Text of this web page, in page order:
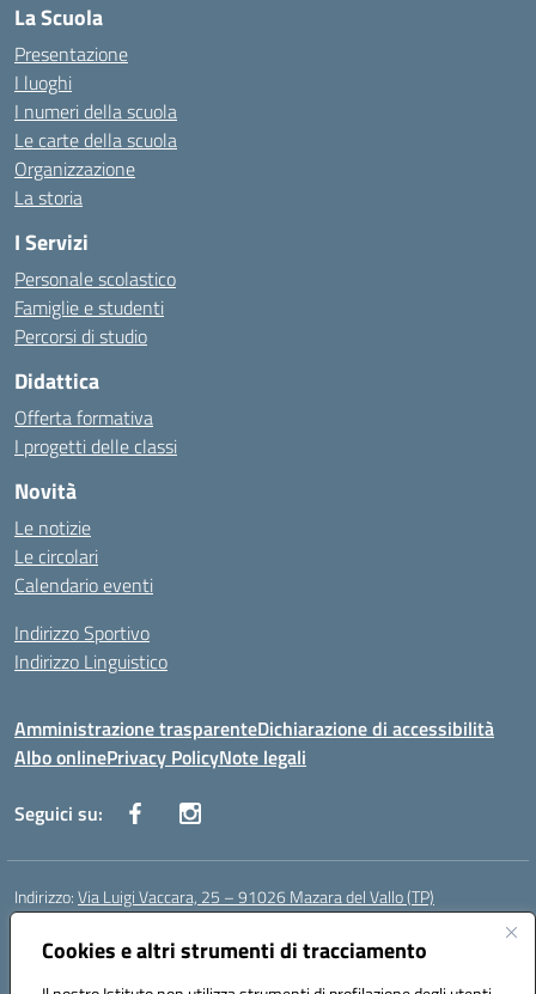
Cookies e altri strumenti di tracciamento
La Scuola
Presentazione
I luoghi
I numeri della scuola
Le carte della scuola
Organizzazione
La storia
I Servizi
Personale scolastico
Famiglie e studenti
Percorsi di studio
Didattica
Offerta formativa
I progetti delle classi
Novità
Le notizie
Le circolari
Calendario eventi
Indirizzo Sportivo
Indirizzo Linguistico
Amministrazione trasparenteDichiarazione di accessibilità
Albo onlinePrivacy PolicyNote legali
Seguici su:
Indirizzo:Via Luigi Vaccara, 25 – 91026 Mazara del Vallo (TP)
Centralino:
Posta elettronica certificata (PEC):tpic843007@pec.istruzione.it